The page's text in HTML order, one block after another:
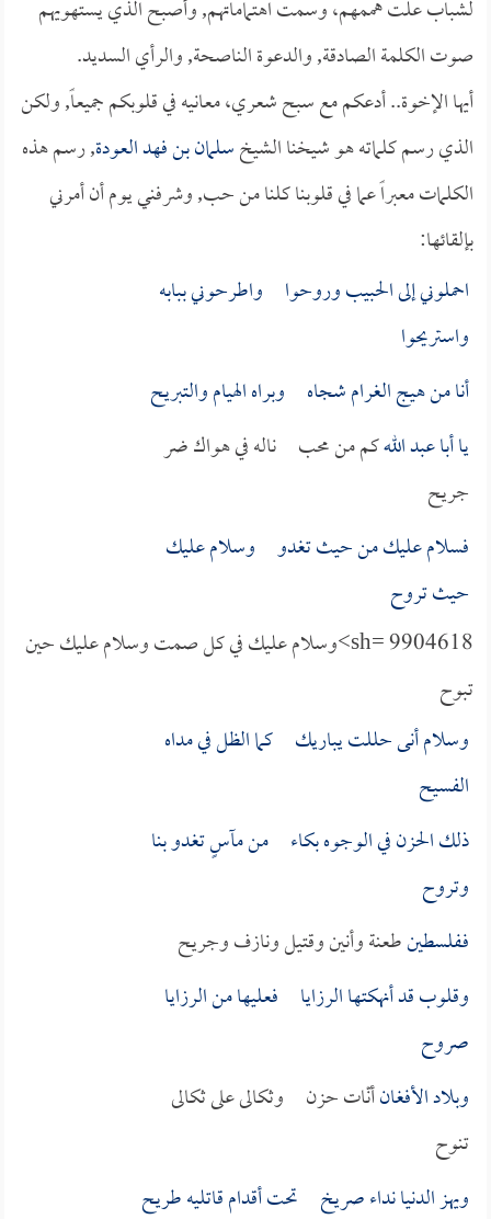
لشباب علت هممهم، وسمت اهتماماتهم, وأصبح الذي يستهويهم
صوت الكلمة الصادقة, والدعوة الناصحة, والرأي السديد.
أيها الإخوة.. أدعكم مع سبح شعري، معانيه في قلوبكم جميعاً, ولكن
الذي رسم كلماته هو شيخنا الشيخسلمان بن فهد العودة, رسم هذه
الكلمات معبراً عما في قلوبنا كلنا من حب, وشرفني يوم أن أمرني
بإلقائها:
احملوني إلى الحبيب وروحوا واطرحوني ببابه
واستريحوا
أنا من هيج الغرام شجاه وبراه الهيام والتبريح
ياأبا عبد اللهكم من محب ناله في هواك ضر
جريح
فسلام عليك من حيث تغدو وسلام عليك
حيث تروح
sh= 9904618>وسلام عليك في كل صمت وسلام عليك حين
تبوح
وسلام أنى حللت يباريك كما الظل في مداه
الفسيح
ذلك الحزن في الوجوه بكاء من مآسٍ تغدو بنا
وتروح
فـفلسطينطعنة وأنين وقتيل ونازف وجريح
وقلوب قد أنهكتها الرزايا فعليها من الرزايا
صروح
وبلاد الأفغانأنّات حزن وثكالى على ثكالى
تنوح
ويهز الدنيا نداء صريخ تحت أقدام قاتليه طريح